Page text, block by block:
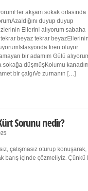
akşam sokak ortasında
duyup duyup
Ellerini alıyorum sabaha
beyaz tekrar
tiren oluyor
bir adamım Gülü
düşmüşKolumu
bir çalgıVe zurnanın […]
Sorunu nedir?
çatışmasız oturup
barış içinde çözmeliyiz. Çünkü